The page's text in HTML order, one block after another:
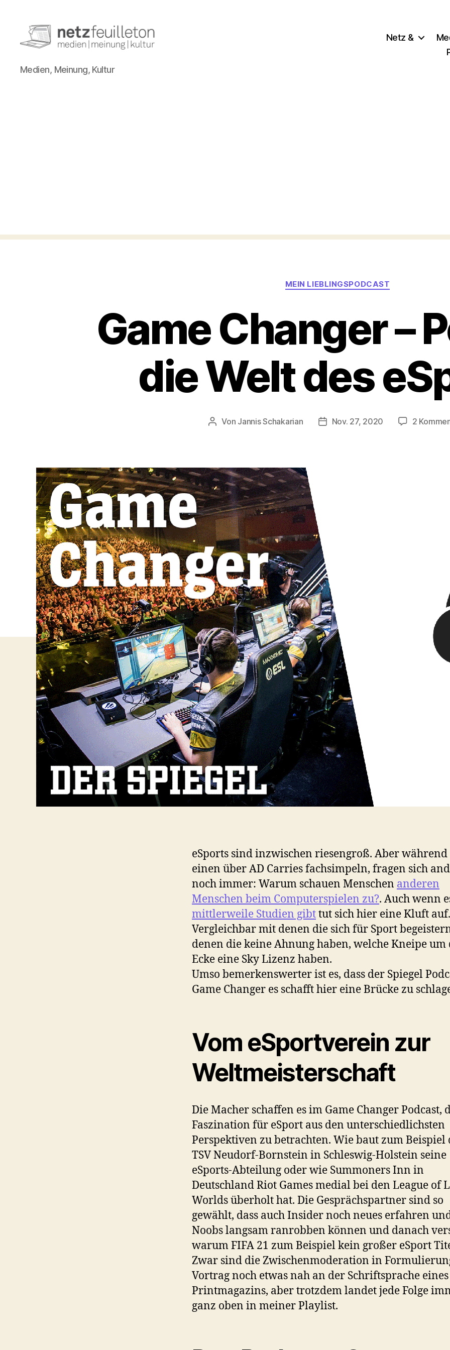
netzfeuilleton.de
Medien, Meinung, Kultur
Netz &
Kategorien
MEIN LIEBLINGSPODCAST
Game Changer –
die Welt des
Beitragsautor
Von Jannis Schakarian Veröffentlichungsdatum
Nov. 27, 2020 2
eSports sind inzwischen riesengroß. Aber während
einen über AD Carries fachsimpeln, fragen sich
noch immer: Warum schauen Menschen anderen
Menschen beim Computerspielen zu?. Auch wenn
mittlerweile Studien gibttut sich hier eine Kluft auf.
Vergleichbar mit denen die sich für Sport
denen die keine Ahnung haben, welche Kneipe um
Ecke eine Sky Lizenz haben.
Umso bemerkenswerter ist es, dass der Spiegel
Game Changer es schafft hier eine Brücke zu
Vom eSportverein zur
Weltmeisterschaft
Die Macher schaffen es im Game Changer Podcast,
Faszination für eSport aus den unterschiedlichsten
Perspektiven zu betrachten. Wie baut zum Beispiel
TSV Neudorf-Bornstein in Schleswig-Holstein seine
eSports-Abteilung oder wie Summoners Inn in
Deutschland Riot Games medial bei den League of
Worlds überholt hat. Die Gesprächspartner sind so
gewählt, dass auch Insider noch neues erfahren
Noobs langsam ranrobben können und danach
warum FIFA 21 zum Beispiel kein großer eSport
Zwar sind die Zwischenmoderation in
Vortrag noch etwas nah an der Schriftsprache eines
Printmagazins, aber trotzdem landet jede Folge
ganz oben in meiner Playlist.